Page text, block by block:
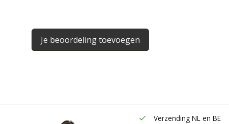
Je beoordeling toevoegen
Verzending NL en BE